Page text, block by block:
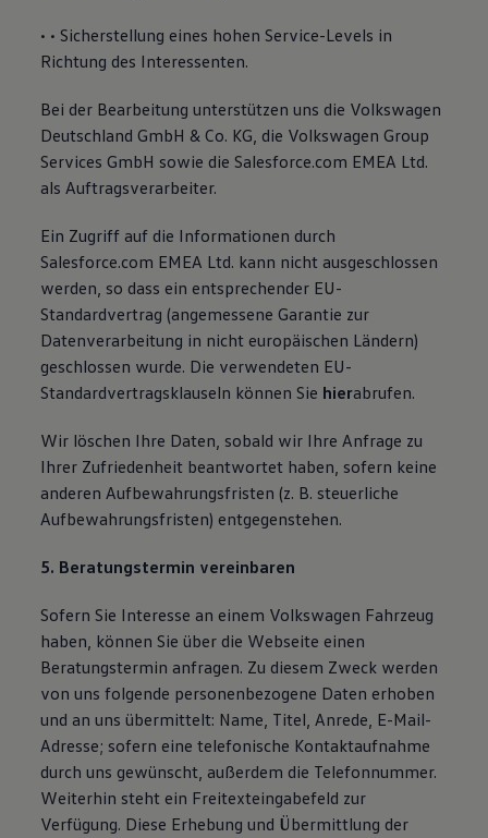
• • Sicherstellung eines hohen Service-Levels in
Richtung des Interessenten.
Bei der Bearbeitung unterstützen uns die Volkswagen
Deutschland GmbH & Co. KG, die Volkswagen Group
Services GmbH sowie die Salesforce.com EMEA Ltd.
als Auftragsverarbeiter.
Ein Zugriff auf die Informationen durch
Salesforce.com EMEA Ltd. kann nicht ausgeschlossen
werden, so dass ein entsprechender EU-
Standardvertrag (angemessene Garantie zur
Datenverarbeitung in nicht europäischen Ländern)
geschlossen wurde. Die verwendeten EU-
Standardvertragsklauseln können Sie hierabrufen.
Wir löschen Ihre Daten, sobald wir Ihre Anfrage zu
Ihrer Zufriedenheit beantwortet haben, sofern keine
anderen Aufbewahrungsfristen (z. B. steuerliche
Aufbewahrungsfristen) entgegenstehen.
5. Beratungstermin vereinbaren
Sofern Sie Interesse an einem Volkswagen Fahrzeug
haben, können Sie über die Webseite einen
Beratungstermin anfragen. Zu diesem Zweck werden
von uns folgende personenbezogene Daten erhoben
und an uns übermittelt: Name, Titel, Anrede, E-Mail-
Adresse; sofern eine telefonische Kontaktaufnahme
durch uns gewünscht, außerdem die Telefonnummer.
Weiterhin steht ein Freitexteingabefeld zur
Verfügung. Diese Erhebung und Übermittlung der